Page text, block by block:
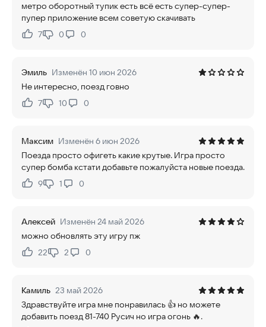
метро оборотный тупик есть всё есть супер-супер-
пупер приложение всем советую скачивать
Нравится:
7Не нравится:
0 0
Эмиль Изменён 10 июн 2026
Не интересно, поезд говно
Нравится:
7Не нравится:
10 0
Максим Изменён 6 июн 2026
Поезда просто офигеть какие крутые. Игра просто
супер бомба кстати добавьте пожалуйста новые поезда.
Нравится:
9Не нравится:
1 0
Алексей Изменён 24 май 2026
можно обновлять эту игру пж
Нравится:
22Не нравится:
2 0
Камиль 23 май 2026
Здравствуйте игра мне понравилась 👍 но можете
добавить поезд 81-740 Русич но игра огонь 🔥.